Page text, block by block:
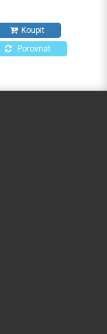
Koupit
Porovnat